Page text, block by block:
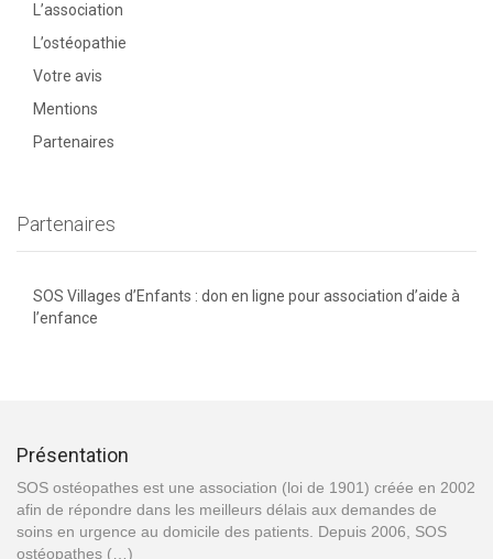
L’association
L’ostéopathie
Votre avis
Mentions
Partenaires
Partenaires
SOS Villages d’Enfants : don en ligne pour association d’aide à
l’enfance
Présentation
SOS ostéopathes est une association (loi de 1901) créée en 2002
afin de répondre dans les meilleurs délais aux demandes de
soins en urgence au domicile des patients. Depuis 2006, SOS
ostéopathes (…)